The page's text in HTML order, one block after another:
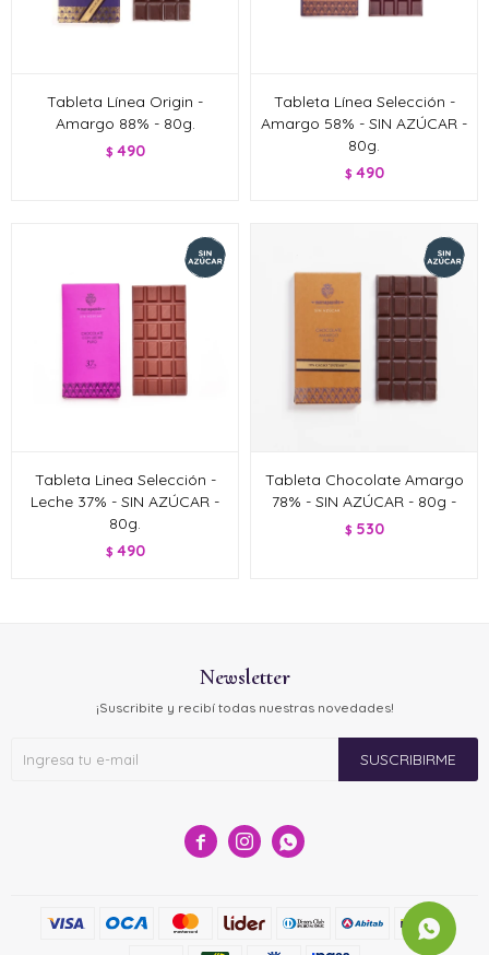
Tableta Línea Origin -
Amargo 88% - 80g.
$ 490
Tableta Línea Selección -
Amargo 58% - SIN AZÚCAR -
80g.
$ 490
Tableta Linea Selección -
Leche 37% - SIN AZÚCAR -
80g.
$ 490
Tableta Chocolate Amargo
78% - SIN AZÚCAR - 80g -
$ 530
  
Newsletter
¡Suscribite y recibí todas nuestras novedades!
SUSCRIBIRME